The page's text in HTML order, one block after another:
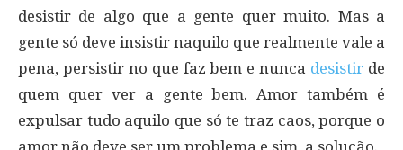
desistir de algo que a gente quer muito. Mas a
gente só deve insistir naquilo que realmente vale a
pena, persistir no que faz bem e nunca desistir de
quem quer ver a gente bem. Amor também é
expulsar tudo aquilo que só te traz caos, porque o
amor não deve ser um problema e sim, a solução.